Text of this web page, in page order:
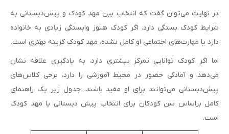
در نهایت می‌توان گفت که انتخاب بین مهد کودک و پیش‌دبستانی به
شرایط کودک بستگی دارد. اگر کودک هنوز وابستگی زیادی به خانواده
دارد یا مهارت‌های اجتماعی او کامل نشده، مهد کودک گزینه بهتری است.
اما اگر کودک توانایی تمرکز بیشتری دارد، به یادگیری علاقه نشان
می‌دهد و آمادگی حضور در محیط آموزشی را دارد، برخی کلاس‌های
پیش‌دبستانی می‌توانند برای او مفید باشند. جدول زیر یک راهنمای
کامل براساس سن کودکان برای انتخاب پیش دبستانی یا مهد کودک
است.